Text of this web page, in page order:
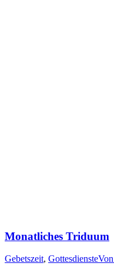
Monatliches Triduum
Gebetszeit, GottesdiensteVon